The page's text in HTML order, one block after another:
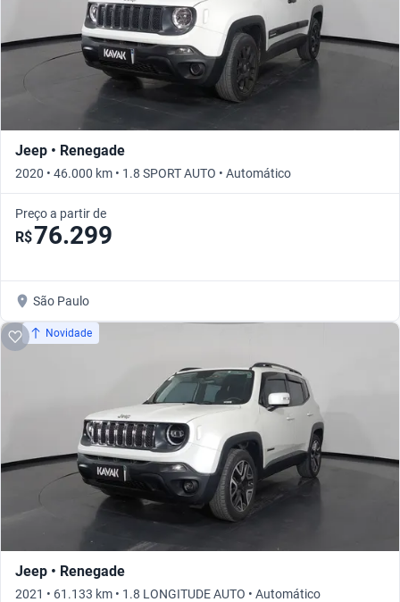
Jeep • Renegade
2020 • 46.000 km • 1.8 SPORT AUTO • Automático
Preço a partir de
R$76.299
São Paulo
Novidade
Jeep • Renegade
2021 • 61.133 km • 1.8 LONGITUDE AUTO • Automático